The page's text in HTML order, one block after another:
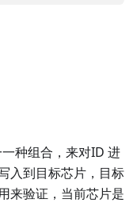
种组合，来对ID 进
入到目标芯片，目标
来验证，当前芯片是